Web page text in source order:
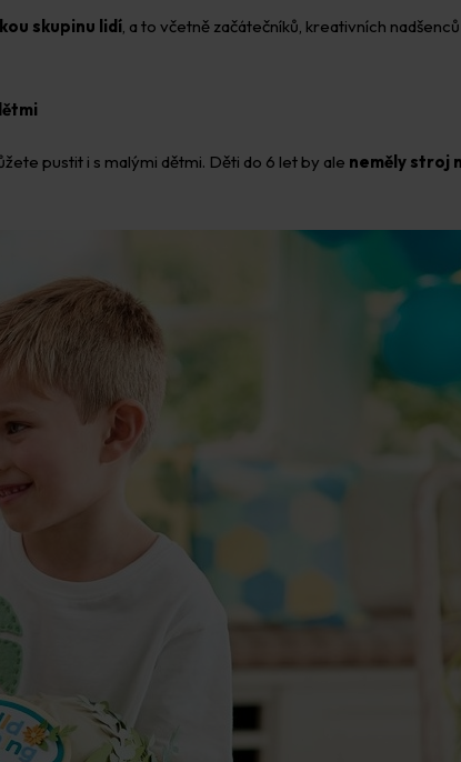
skupinu lidí, a to včetně začátečníků, kreativních
pustit i s malými dětmi. Děti do 6 let by ale neměly stroj